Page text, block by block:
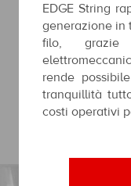
EDGE String
generazione in
filo, grazie
rende
tranquillità
costi operativi